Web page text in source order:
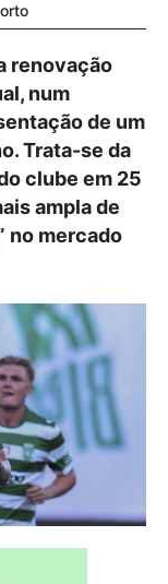
renovação
num
de um
Trata-se da
clube em 25
ampla de
no mercado